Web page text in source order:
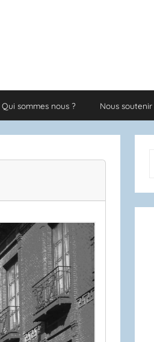
Qui sommes nous ? Nous soutenir
: